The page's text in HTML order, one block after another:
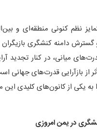
نظم کنونی منطقه‌ای و
گسترش دامنه کنشگری
میانی، در کنار
از بازآرایی قدرت‌های
به یکی از کانون‌های کلیدی
در یمن امروزی